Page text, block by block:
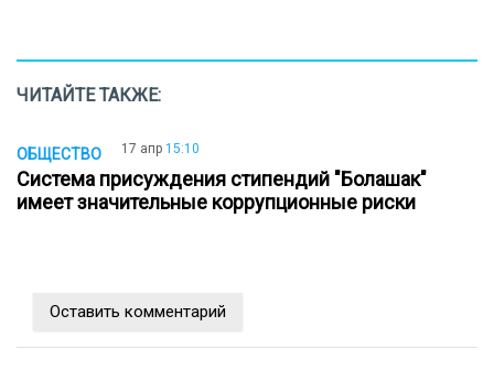
ЧИТАЙТЕ ТАКЖЕ:
ОБЩЕСТВО 17 апр 15:10
Система присуждения стипендий "Болашак"
имеет значительные коррупционные риски
Оставить комментарий